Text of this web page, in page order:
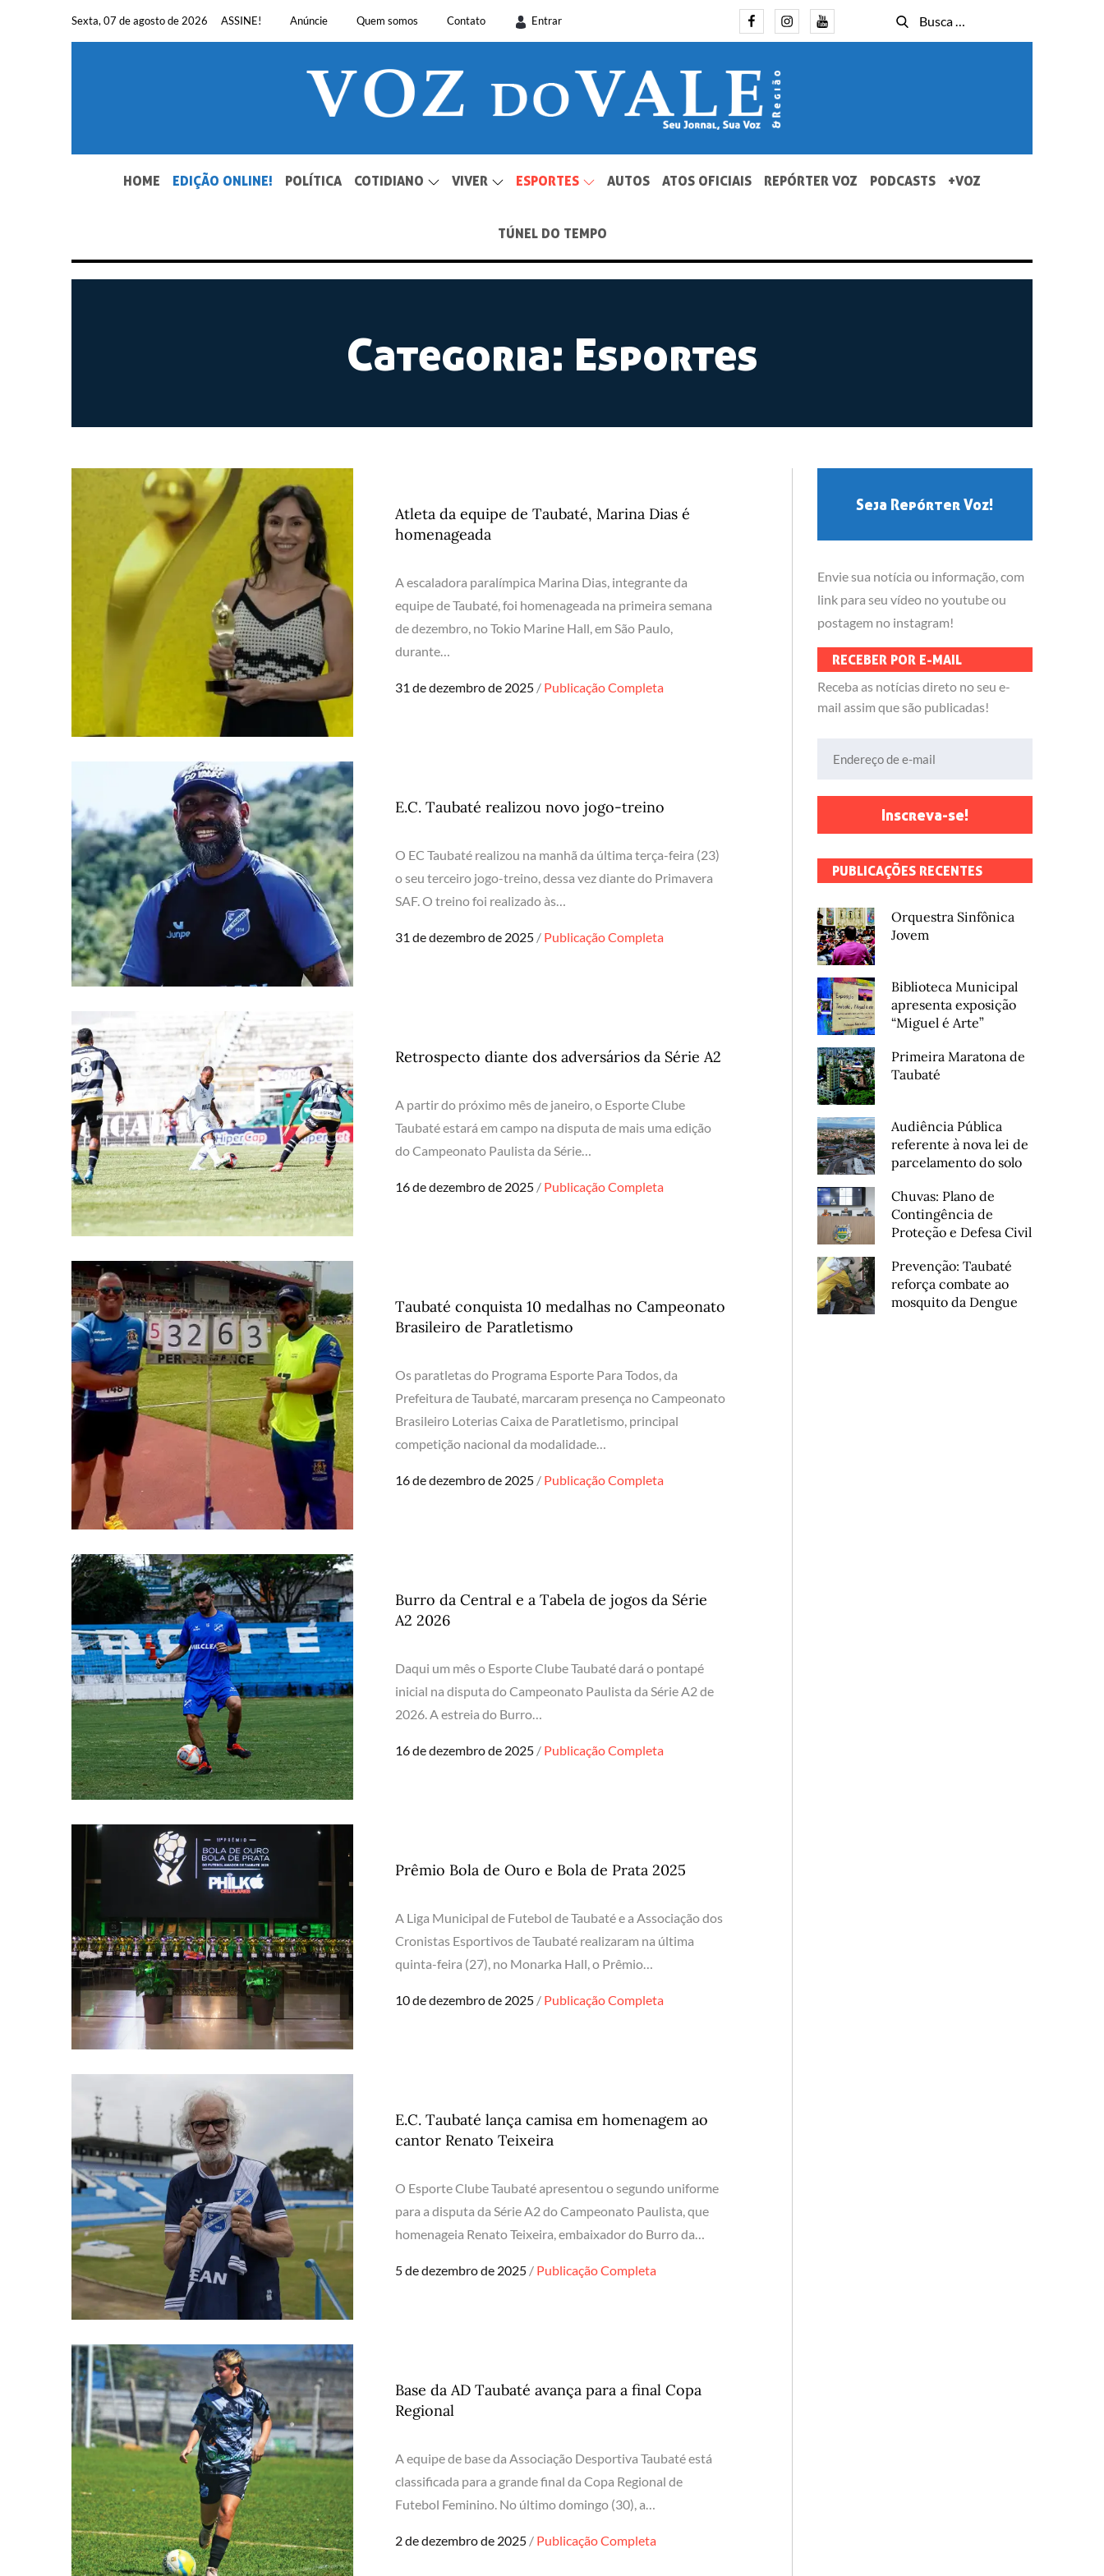
Sexta, 07 de agosto de 2026 ASSINE! Anúncie Quem somos Contato Entrar FacebookInstagramYoutube
Busca
for:
Busca
SEU JORNAL, SUA VOZ. DESDE 1948.
HOME EDIÇÃO ONLINE! POLÍTICA COTIDIANO VIVER ESPORTES AUTOS ATOS OFICIAIS REPÓRTER VOZ PODCASTS +VOZ
TÚNEL DO TEMPO
Categoria: Esportes
Atleta da equipe de Taubaté, Marina Dias é
homenageada
A escaladora paralímpica Marina Dias, integrante da
equipe de Taubaté, foi homenageada na primeira semana
de dezembro, no Tokio Marine Hall, em São Paulo,
durante…
Posted
31 de dezembro de 2025 Publicação Completa
E.C. Taubaté realizou novo jogo-treino
O EC Taubaté realizou na manhã da última terça-feira (23)
o seu terceiro jogo-treino, dessa vez diante do Primavera
SAF. O treino foi realizado às…
Posted
31 de dezembro de 2025 Publicação Completa
Retrospecto diante dos adversários da Série A2
A partir do próximo mês de janeiro, o Esporte Clube
Taubaté estará em campo na disputa de mais uma edição
do Campeonato Paulista da Série…
Posted
16 de dezembro de 2025 Publicação Completa
Taubaté conquista 10 medalhas no Campeonato
Brasileiro de Paratletismo
Os paratletas do Programa Esporte Para Todos, da
Prefeitura de Taubaté, marcaram presença no Campeonato
Brasileiro Loterias Caixa de Paratletismo, principal
competição nacional da modalidade…
Posted
16 de dezembro de 2025 Publicação Completa
Burro da Central e a Tabela de jogos da Série
A2 2026
Daqui um mês o Esporte Clube Taubaté dará o pontapé
inicial na disputa do Campeonato Paulista da Série A2 de
2026. A estreia do Burro…
Posted
16 de dezembro de 2025 Publicação Completa
Prêmio Bola de Ouro e Bola de Prata 2025
A Liga Municipal de Futebol de Taubaté e a Associação dos
Cronistas Esportivos de Taubaté realizaram na última
quinta-feira (27), no Monarka Hall, o Prêmio…
Posted
10 de dezembro de 2025 Publicação Completa
E.C. Taubaté lança camisa em homenagem ao
cantor Renato Teixeira
O Esporte Clube Taubaté apresentou o segundo uniforme
para a disputa da Série A2 do Campeonato Paulista, que
homenageia Renato Teixeira, embaixador do Burro da…
Posted
5 de dezembro de 2025 Publicação Completa
Base da AD Taubaté avança para a final Copa
Regional
A equipe de base da Associação Desportiva Taubaté está
classificada para a grande final da Copa Regional de
Futebol Feminino. No último domingo (30), a…
Posted
2 de dezembro de 2025 Publicação Completa
Seja Repórter Voz!
Envie sua notícia ou informação, com
link para seu vídeo no youtube ou
postagem no instagram!
RECEBER POR E-MAIL
Receba as notícias direto no seu e-
mail assim que são publicadas!
Inscreva-se!
PUBLICAÇÕES RECENTES
Orquestra Sinfônica
Jovem
Biblioteca Municipal
apresenta exposição
“Miguel é Arte”
Primeira Maratona de
Taubaté
Audiência Pública
referente à nova lei de
parcelamento do solo
Chuvas: Plano de
Contingência de
Proteção e Defesa Civil
Prevenção: Taubaté
reforça combate ao
mosquito da Dengue